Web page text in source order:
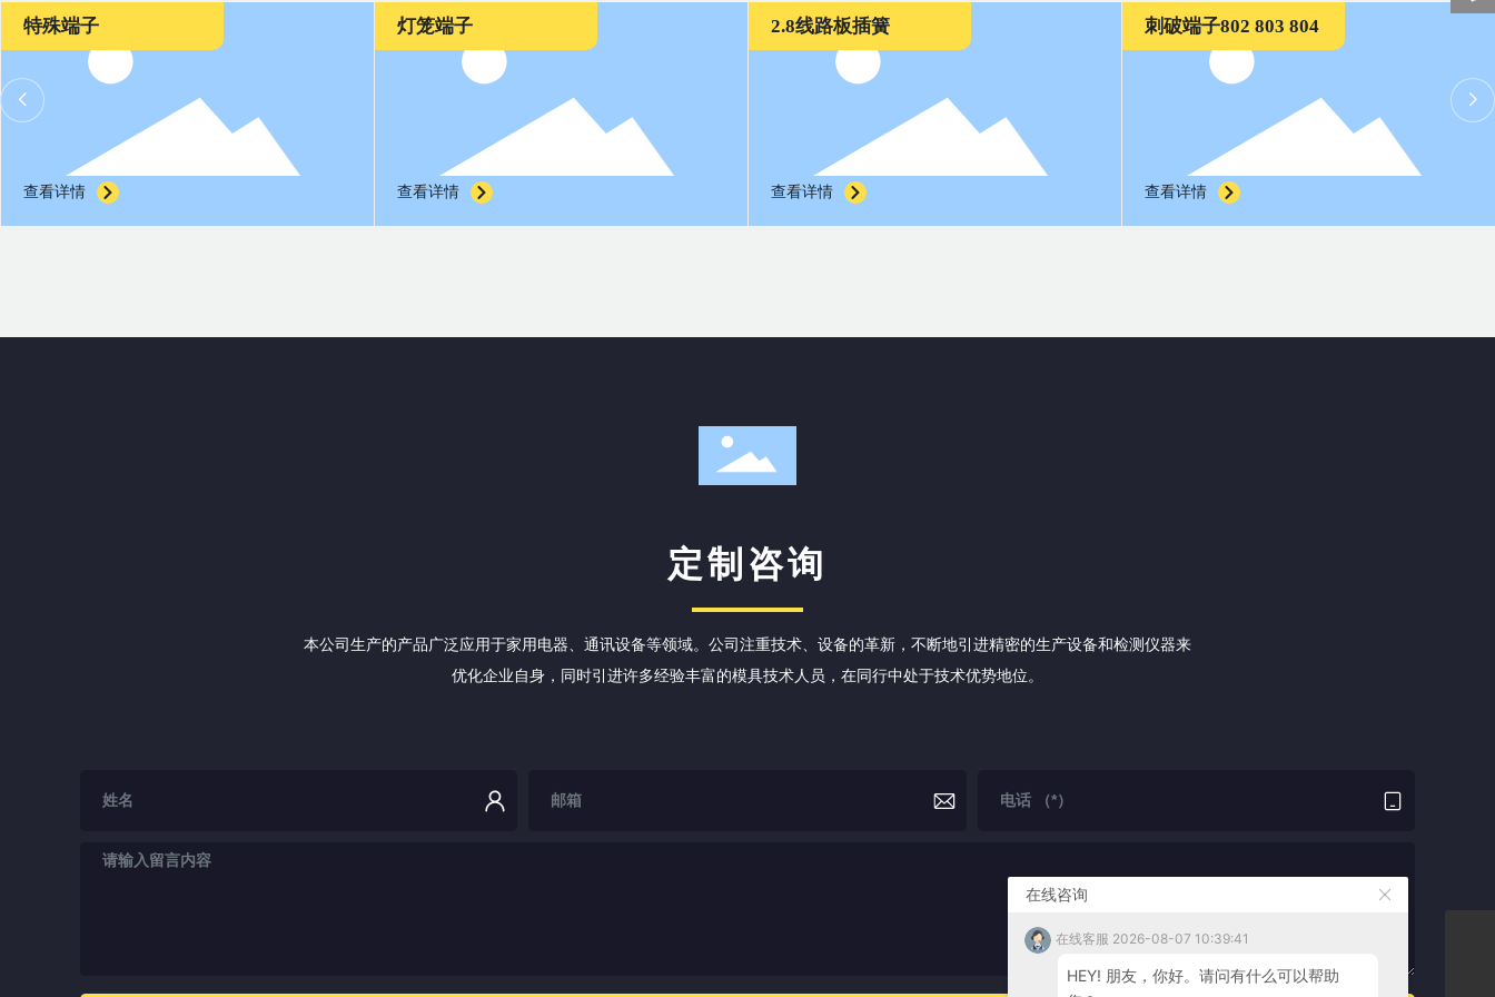
灯笼端子
查看详情
2.8线路板插簧
查看详情
刺破端子802 803 804
查看详情
接地环
查看详情
定制咨询
本公司生产的产品广泛应用于家用电器、通讯设备等领域。公司注重技术、设备的革新，不断地引进精密的生产设备和检测仪器来
优化企业自身，同时引进许多经验丰富的模具技术人员，在同行中处于技术优势地位。
nbzcd@hotmail.com
在线咨询
在线客服 2026-08-07 10:39:41
HEY! 朋友，你好。请问有什么可以帮助